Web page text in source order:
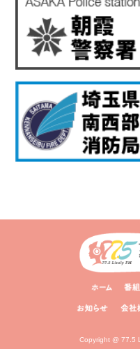
Copyright @ 77.5